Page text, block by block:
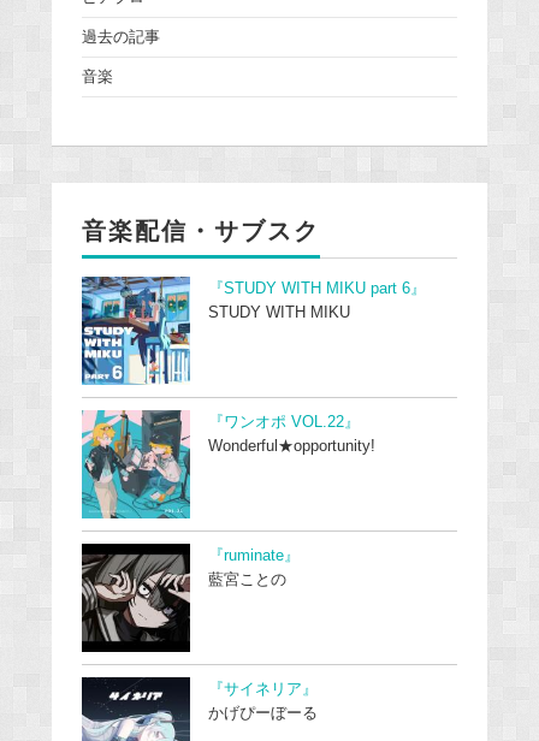
過去の記事
音楽
音楽配信・サブスク
『STUDY WITH MIKU part 6』
STUDY WITH MIKU
『ワンオポ VOL.22』
Wonderful★opportunity!
『ruminate』
藍宮ことの
『サイネリア』
かげぴーぼーる